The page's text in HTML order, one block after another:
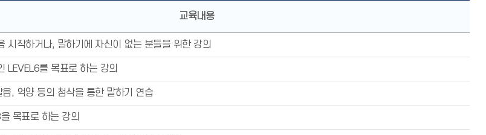
교육내용
시작하거나, 말하기에 자신이 없는 분들을 위한 강의
LEVEL6를 목표로 하는 강의
음, 억양 등의 첨삭을 통한 말하기 연습
목표로 하는 강의